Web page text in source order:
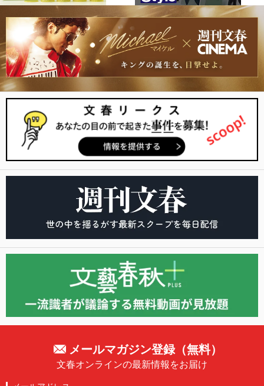
メールマガジン登録（無料）
文春オンラインの最新情報をお届け